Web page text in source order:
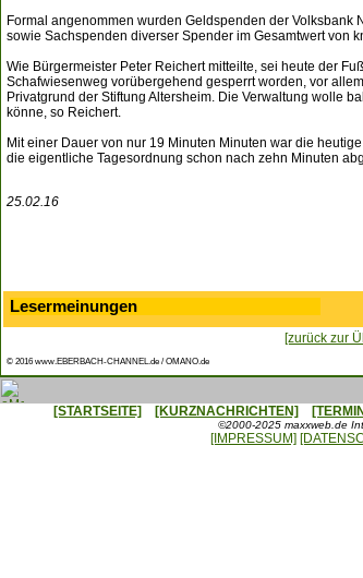
Formal angenommen wurden Geldspenden der
sowie Sachspenden diverser Spender im Gesamtwert von
Wie Bürgermeister Peter Reichert mitteilte, sei heute der
Schafwiesenweg vorübergehend gesperrt worden, vor
Privatgrund der Stiftung Altersheim. Die Verwaltung wolle
könne, so Reichert.
Mit einer Dauer von nur 19 Minuten Minuten war die
die eigentliche Tagesordnung schon nach zehn Minuten
25.02.16
Lesermeinungen
[zurück zur
© 2016 www.EBERBACH-CHANNEL.de / OMANO.de
[STARTSEITE] [KURZNACHRICHTEN]
©2000-2025 maxxweb.de
[IMPRESSUM]